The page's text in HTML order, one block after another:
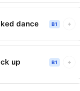
dance B1 +
up B1 +